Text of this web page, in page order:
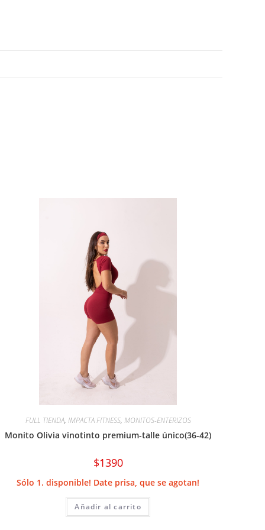
FULL TIENDA, IMPACTA FITNESS, MONITOS-ENTERIZOS
Monito Olivia vinotinto premium-talle único(36-42)
$1390
Sólo 1. disponible! Date prisa, que se agotan!
Añadir al carrito